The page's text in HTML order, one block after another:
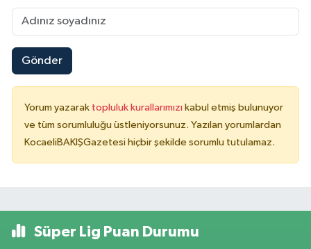
Gönder
Yorum yazarak topluluk kurallarımızı kabul etmiş bulunuyor
ve tüm sorumluluğu üstleniyorsunuz. Yazılan yorumlardan
KocaeliBAKIŞGazetesi hiçbir şekilde sorumlu tutulamaz.
Süper Lig Puan Durumu